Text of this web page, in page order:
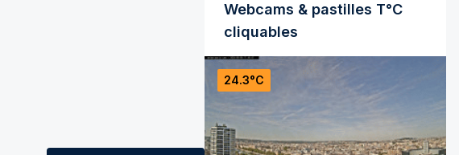
Webcams & pastilles T°C
cliquables
24.3°C